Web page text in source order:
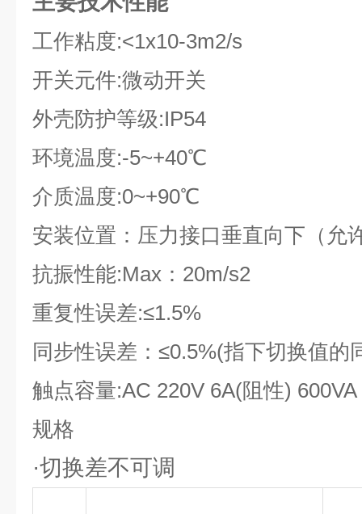
工作粘度:<1x10-3m2/s
开关元件:微动开关
外壳防护等级:IP54
环境温度:-5~+40℃
介质温度:0~+90℃
安装位置： 压力接口垂直向下（允
抗振性能:Max ：20m/s2
重复性误差:≤1.5%
同步性误差： ≤0.5%(指下切换值的
触点容量:AC 220V 6A(阻性) 600VA
规格
·切换差不可调